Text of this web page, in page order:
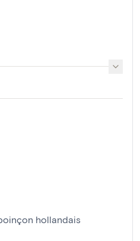
hollandais